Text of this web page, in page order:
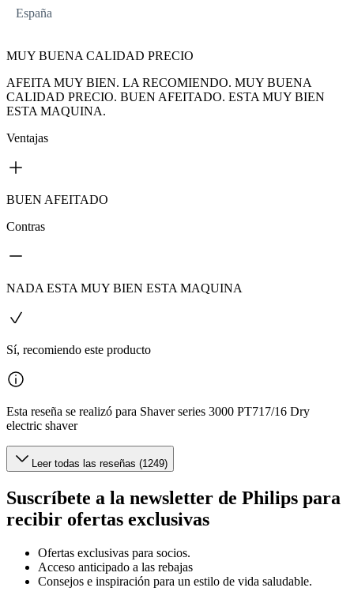
España
MUY BUENA CALIDAD PRECIO
AFEITA MUY BIEN. LA RECOMIENDO. MUY BUENA
CALIDAD PRECIO. BUEN AFEITADO. ESTA MUY BIEN
ESTA MAQUINA.
Ventajas
BUEN AFEITADO
Contras
NADA ESTA MUY BIEN ESTA MAQUINA
Sí, recomiendo este producto
Esta reseña se realizó para Shaver series 3000 PT717/16 Dry
electric shaver
Leer todas las reseñas (1249)
Suscríbete a la newsletter de Philips para
recibir ofertas exclusivas
Ofertas exclusivas para socios.
Acceso anticipado a las rebajas
Consejos e inspiración para un estilo de vida saludable.